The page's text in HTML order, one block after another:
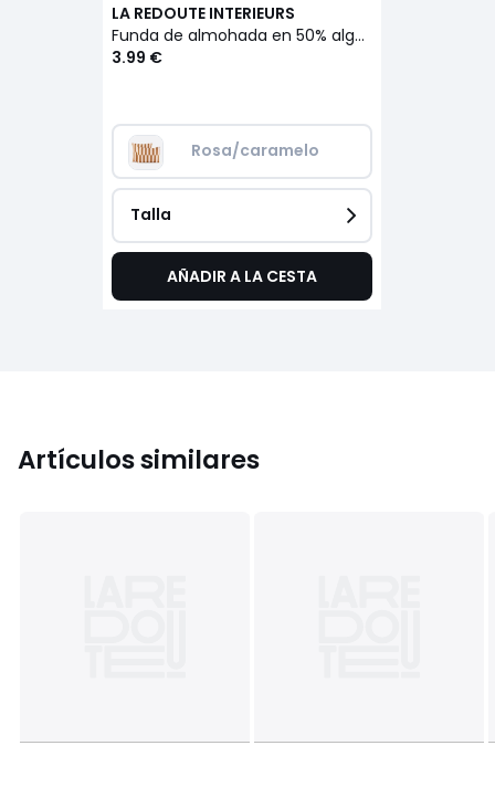
LA REDOUTE INTERIEURS
Funda de almohada en 50% algodón reciclado, con estampado, TABAKA CARAMEL
3.99 €
Rosa/caramelo
Talla
AÑADIR A LA CESTA
Artículos similares